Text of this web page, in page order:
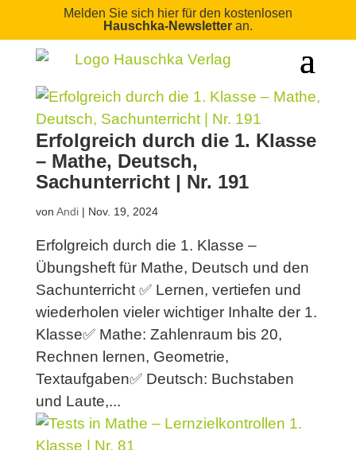
Melden Sie sich hier für den kostenlosen
Hauschka-Newsletteran.
Erfolgreich durch die 1. Klasse
– Mathe, Deutsch,
Sachunterricht | Nr. 191
von Andi| Nov. 19, 2024
Erfolgreich durch die 1. Klasse –
Übungsheft für Mathe, Deutsch und den
Sachunterricht ✅ Lernen, vertiefen und
wiederholen vieler wichtiger Inhalte der 1.
Klasse✅ Mathe: Zahlenraum bis 20,
Rechnen lernen, Geometrie,
Textaufgaben✅ Deutsch: Buchstaben
und Laute,...